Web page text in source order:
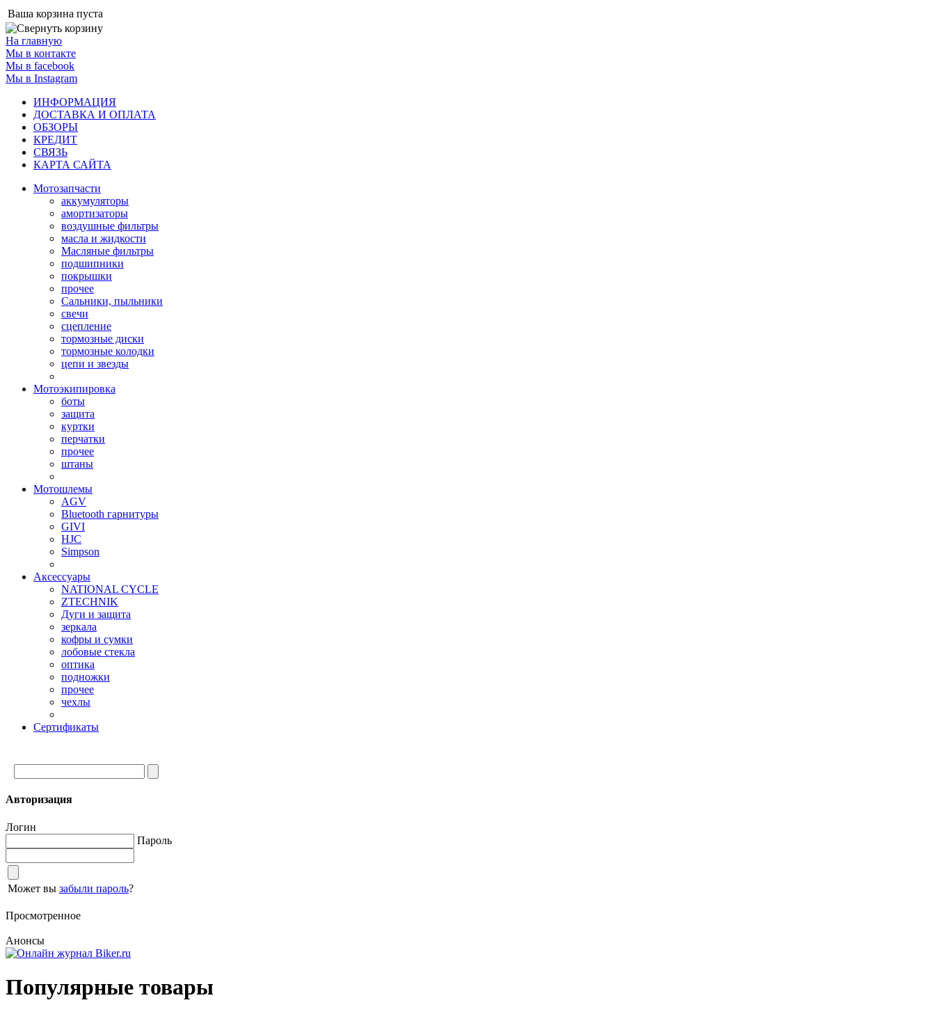
Ваша корзина пуста
На главную
Мы в контакте
Мы в facebook
Мы в Instagram
ИНФОРМАЦИЯ
ДОСТАВКА И ОПЛАТА
ОБЗОРЫ
КРЕДИТ
СВЯЗЬ
КАРТА САЙТА
Мотозапчасти
аккумуляторы
амортизаторы
воздушные фильтры
масла и жидкости
Масляные фильтры
подшипники
покрышки
прочее
Сальники, пыльники
свечи
сцепление
тормозные диски
тормозные колодки
цепи и звезды
Мотоэкипировка
боты
защита
куртки
перчатки
прочее
штаны
Мотошлемы
AGV
Bluetooth гарнитуры
GIVI
HJC
Simpson
Аксессуары
NATIONAL CYCLE
ZTECHNIK
Дуги и защита
зеркала
кофры и сумки
лобовые стекла
оптика
подножки
прочее
чехлы
Сертификаты
Авторизация
Логин
Пароль
Может вы забыли пароль?
Просмотренное
Анонсы
Популярные товары